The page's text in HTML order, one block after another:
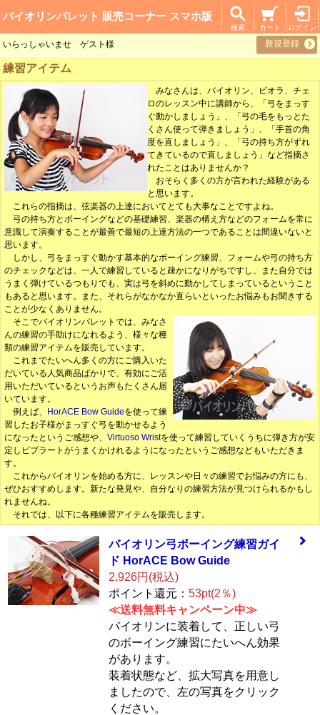
バイオリンパレット 販売コーナー スマホ版
ログイン
カート
検索
いらっしゃいませ ゲスト様 新規登録
練習アイテム
みなさんは、バイオリン、ビオラ、チェ
ロのレッスン中に講師から、「弓をまっす
ぐ動かしましょう」、「弓の毛をもっとた
くさん使って弾きましょう」、「手首の角
度を直しましょう」、「弓の持ち方がずれ
てきているので直しましょう」など指摘さ
れたことはありませんか？
おそらく多くの方が言われた経験がある
と思います。
これらの指摘は、弦楽器の上達においてとても大事なことですよね。
弓の持ち方とボーイングなどの基礎練習、楽器の構え方などのフォームを常に
意識して演奏することが最善で最短の上達方法の一つであることは間違いないと
思います。
しかし、弓をまっすぐ動かす基本的なボーイング練習、フォームや弓の持ち方
のチェックなどは、一人で練習していると疎かになりがちですし、また自分では
うまく弾けているつもりでも、実は弓を斜めに動かしてしまっているということ
もあると思います。また、それらがなかなか直らいといったお悩みもお聞きする
ことが少なくありません。
そこでバイオリンパレットでは、みなさ
んの練習の手助けになれるよう、様々な種
類の練習アイテムを販売しています。
これまでたいへん多くの方にご購入いた
だいている人気商品ばかりで、有効にご活
用いただいているというお声もたくさん届
いています。
例えば、
HorACE Bow Guideを使って練
習したお子様がまっすぐ弓を動かせるよう
になったというご感想や、 Virtuoso Wristを使って練習していくうちに弾き方が安
定しビブラートがうまくかけれるようになったというご感想などもいただきま
す。
これからバイオリンを始める方に、レッスンや日々の練習でお悩みの方にも、
ぜひおすすめします。新たな発見や、自分なりの練習方法が見つけられるかもし
れませんね。
それでは、以下に各種練習アイテムを販売します。
バイオリン弓ボーイング練習ガイ
ド HorACE Bow Guide
2,926円(税込)
ポイント還元： 53pt(2％)
≪送料無料キャンペーン中≫
バイオリンに装着して、正しい弓
のボーイング練習にたいへん効果
があります。
装着状態など、拡大写真を用意し
ましたので、左の写真をクリック
ください。